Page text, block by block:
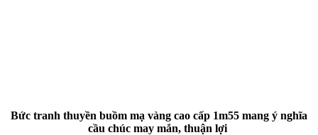
Bức tranh thuyền buồm mạ vàng cao cấp 1m55 mang ý nghĩa
cầu chúc may mắn, thuận lợi